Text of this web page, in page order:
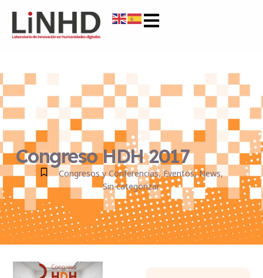
Congreso HDH 2017
Congresos y Conferencias, Eventos, News,
Sin categorizar